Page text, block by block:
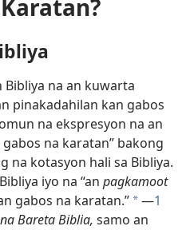
Bibliya na an kuwarta
pinakadahilan kan gabos
na ekspresyon na an
na karatan” bakong
na kotasyon hali sa Bibliya.
iyo na “an pagkamoot
gabos na karatan.” a—1
Bareta Biblia, samo an